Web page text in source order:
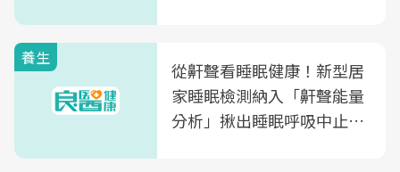
養生
從鼾聲看睡眠健康！新型居
家睡眠檢測納入「鼾聲能量
分析」揪出睡眠呼吸中止症